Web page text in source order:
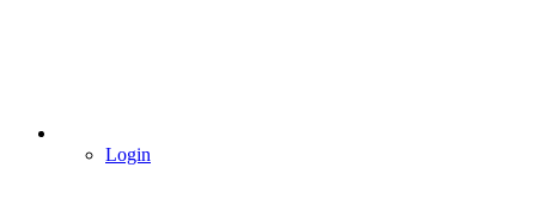
Login